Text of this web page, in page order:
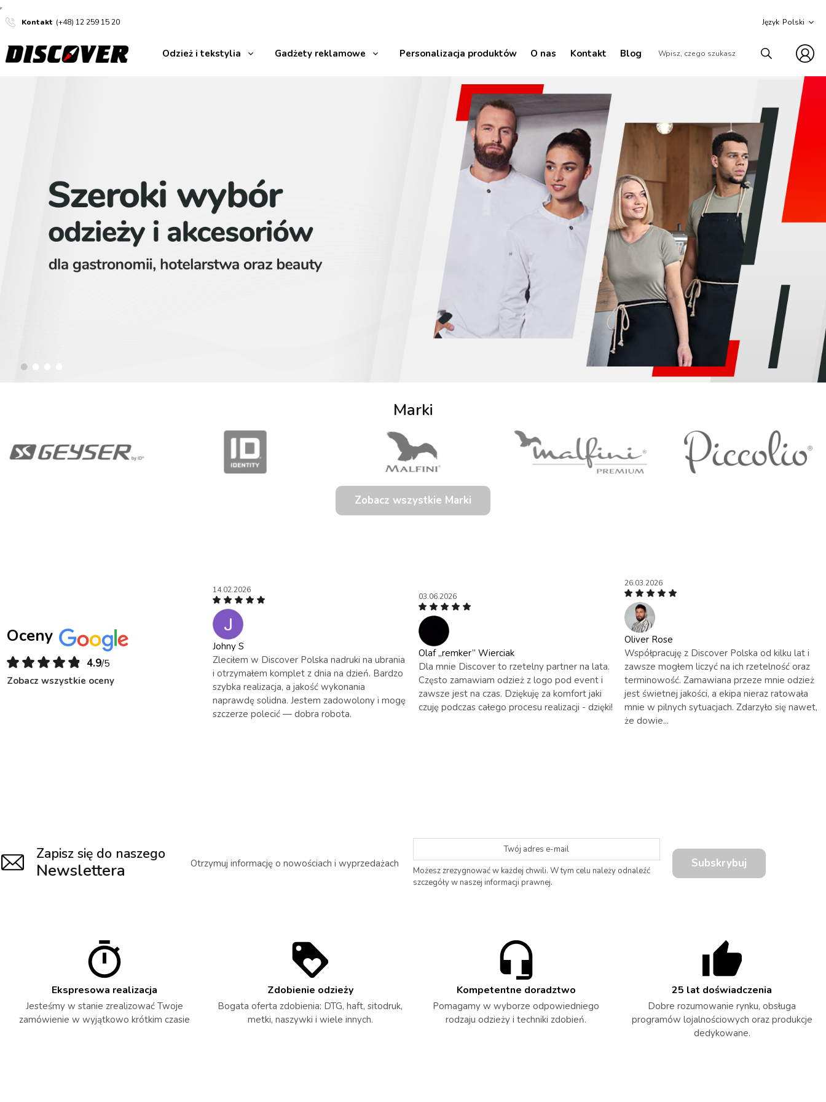
Kontakt (+48) 12 259 15 20 Język
Odzież i tekstylia Gadżety reklamowe Personalizacja produktów O nas Kontakt Blog
Marki
Zobacz wszystkie Marki
Oceny
4.9/5
Zobacz wszystkie oceny
14.02.2026
Johny S
Zleciłem w Discover Polska nadruki na ubrania
i otrzymałem komplet z dnia na dzień. Bardzo
szybka realizacja, a jakość wykonania
naprawdę solidna. Jestem zadowolony i mogę
szczerze polecić — dobra robota.
03.06.2026
Olaf „remker” Wierciak
Dla mnie Discover to rzetelny partner na lata.
Często zamawiam odzież z logo pod event i
zawsze jest na czas. Dziękuję za komfort jaki
czuję podczas całego procesu realizacji - dzięki!
26.03.2026
Oliver Rose
Współpracuję z Discover Polska od kilku lat i
zawsze mogłem liczyć na ich rzetelność oraz
terminowość. Zamawiana przeze mnie odzież
jest świetnej jakości, a ekipa nieraz ratowała
mnie w pilnych sytuacjach. Zdarzyło się nawet,
że dowie...
Zapisz się do naszego
Newslettera Otrzymuj informację o nowościach i wyprzedażach
Możesz zrezygnować w każdej chwili. W tym celu należy odnaleźć
szczegóły w naszej informacji prawnej.
Subskrybuj
Ekspresowa realizacja
Jesteśmy w stanie zrealizować Twoje
zamówienie w wyjątkowo krótkim czasie
Zdobienie odzieży
Bogata oferta zdobienia: DTG, haft, sitodruk,
metki, naszywki i wiele innych.
Kompetentne doradztwo
Pomagamy w wyborze odpowiedniego
rodzaju odzieży i techniki zdobień.
25 lat doświadczenia
Dobre rozumowanie rynku, obsługa
programów lojalnościowych oraz produkcje
dedykowane.